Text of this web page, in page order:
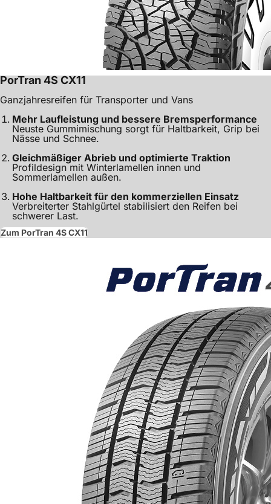
PorTran 4S CX11
Ganzjahresreifen für Transporter und Vans
Mehr Laufleistung und bessere Bremsperformance
Neuste Gummimischung sorgt für Haltbarkeit, Grip bei
Nässe und Schnee.
Gleichmäßiger Abrieb und optimierte Traktion
Profildesign mit Winterlamellen innen und
Sommerlamellen außen.
Hohe Haltbarkeit für den kommerziellen Einsatz
Verbreiterter Stahlgürtel stabilisiert den Reifen bei
schwerer Last.
Zum PorTran 4S CX11